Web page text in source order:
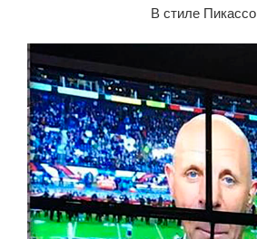
В стиле Пикассо